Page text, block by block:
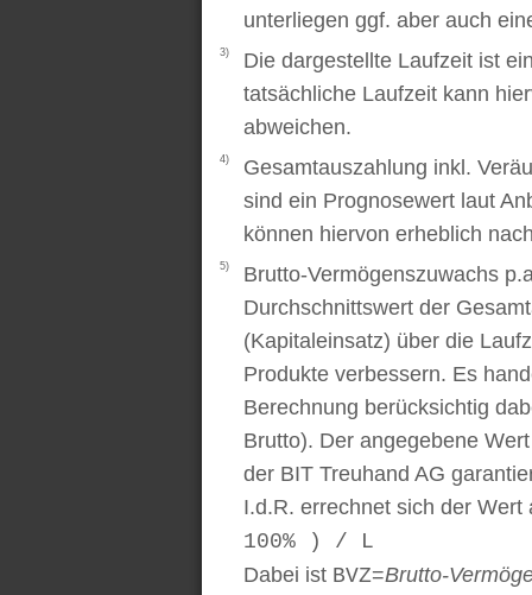
unterliegen ggf. aber auch
3)
Die dargestellte Laufzeit ist
tatsächliche Laufzeit kann
abweichen.
4)
Gesamtauszahlung inkl.
sind ein Prognosewert laut
können hiervon erheblich
5)
Brutto-Vermögenszuwachs
Durchschnittswert der
(Kapitaleinsatz) über die
Produkte verbessern. Es
Berechnung berücksichtig
Brutto). Der angegebene
der BIT Treuhand AG
I.d.R. errechnet sich der
100% ) / L
Dabei ist BVZ=Brutto-